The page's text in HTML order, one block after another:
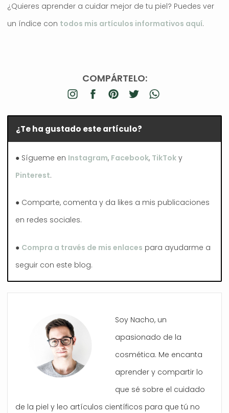
¿Quieres aprender a cuidar mejor de tu piel? Puedes ver
un índice con todos mis artículos informativos aquí.
COMPÁRTELO:
¿Te ha gustado este artículo?
● Sígueme en Instagram, Facebook, TikTok y
Pinterest.
● Comparte, comenta y da likes a mis publicaciones
en redes sociales.
● Compra a través de mis enlaces para ayudarme a
seguir con este blog.
Soy Nacho, un
apasionado de la
cosmética. Me encanta
aprender y compartir lo
que sé sobre el cuidado
de la piel y leo artículos científicos para que tú no